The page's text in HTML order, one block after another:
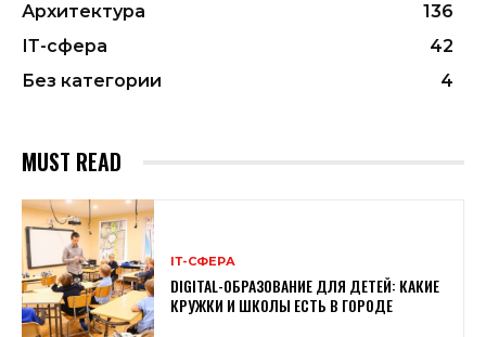
Архитектура
136
ІТ-сфера
42
Без категории
4
MUST READ
ІТ-СФЕРА
DIGITAL-ОБРАЗОВАНИЕ ДЛЯ ДЕТЕЙ: КАКИЕ
КРУЖКИ И ШКОЛЫ ЕСТЬ В ГОРОДЕ